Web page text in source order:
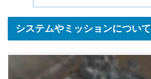
システムやミッションについて